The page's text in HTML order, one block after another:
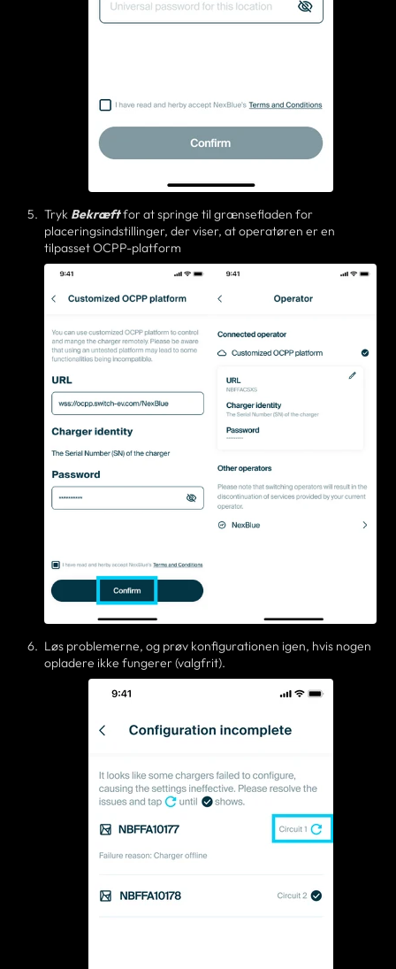
Tryk Bekræftfor at springe til grænsefladen for
placeringsindstillinger, der viser, at operatøren er en
tilpasset OCPP-platform
Løs problemerne, og prøv konfigurationen igen, hvis nogen
opladere ikke fungerer (valgfrit).